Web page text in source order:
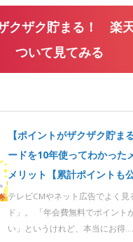
クザク貯まる！ 楽
ついて見てみる
【ポイントがザクザク貯ま
ードを10年使ってわかった
メリット【累計ポイントも公
テレビCMやネット広告でよく見
ド」。 「年会費無料でポイント
い」というけれど、本当にお得